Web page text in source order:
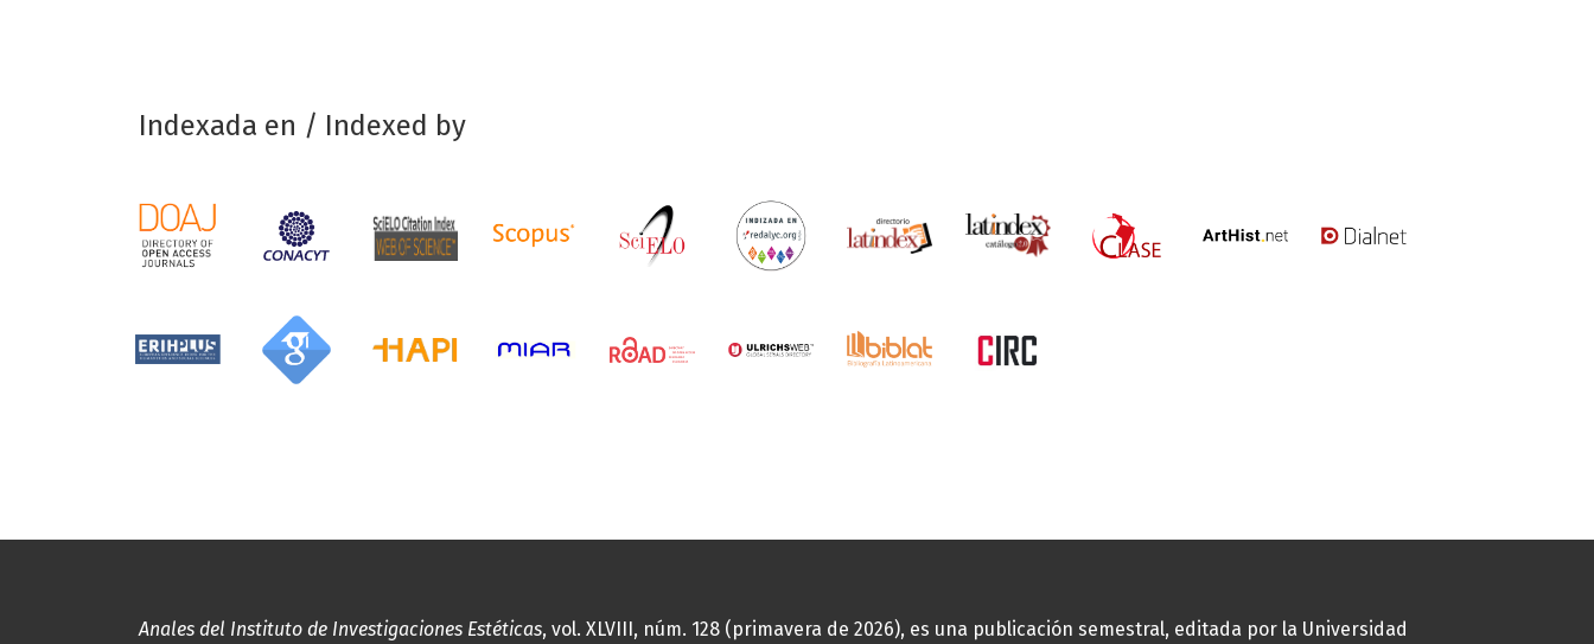
Indexada en / Indexed by
Anales del Instituto de Investigaciones Estéticas, vol. XLVIII, núm. 128 (primavera de 2026), es una publicación semestral, editada por la Universidad